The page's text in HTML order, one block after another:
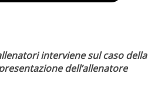
interviene sul caso della
dell’allenatore